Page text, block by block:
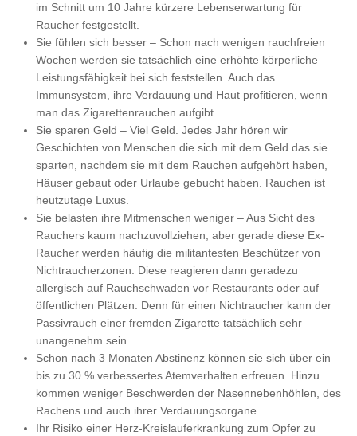
im Schnitt um 10 Jahre kürzere Lebenserwartung für
Raucher festgestellt.
Sie fühlen sich besser – Schon nach wenigen rauchfreien
Wochen werden sie tatsächlich eine erhöhte körperliche
Leistungsfähigkeit bei sich feststellen. Auch das
Immunsystem, ihre Verdauung und Haut profitieren, wenn
man das Zigarettenrauchen aufgibt.
Sie sparen Geld – Viel Geld. Jedes Jahr hören wir
Geschichten von Menschen die sich mit dem Geld das sie
sparten, nachdem sie mit dem Rauchen aufgehört haben,
Häuser gebaut oder Urlaube gebucht haben. Rauchen ist
heutzutage Luxus.
Sie belasten ihre Mitmenschen weniger – Aus Sicht des
Rauchers kaum nachzuvollziehen, aber gerade diese Ex-
Raucher werden häufig die militantesten Beschützer von
Nichtraucherzonen. Diese reagieren dann geradezu
allergisch auf Rauchschwaden vor Restaurants oder auf
öffentlichen Plätzen. Denn für einen Nichtraucher kann der
Passivrauch einer fremden Zigarette tatsächlich sehr
unangenehm sein.
Schon nach 3 Monaten Abstinenz können sie sich über ein
bis zu 30 % verbessertes Atemverhalten erfreuen. Hinzu
kommen weniger Beschwerden der Nasennebenhöhlen, des
Rachens und auch ihrer Verdauungsorgane.
Ihr Risiko einer Herz-Kreislauferkrankung zum Opfer zu